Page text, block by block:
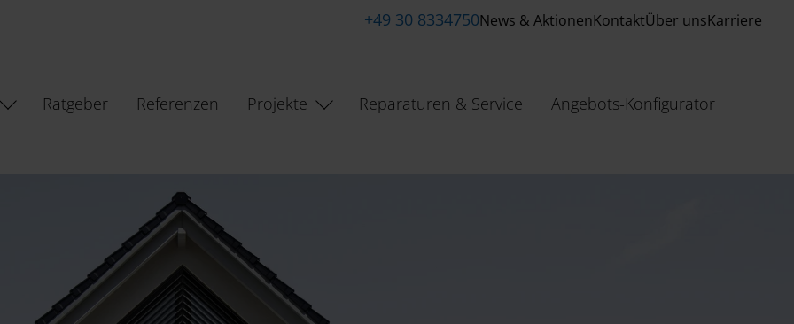
+49 30 8334750News & AktionenKontaktÜber unsKarriere
Ratgeber Referenzen Projekte Reparaturen & Service Angebots-Konfigurator